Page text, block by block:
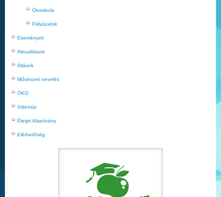
Ökoiskola
Pályázatok
Események
Aktualitások
Állások
Művészeti nevelés
ÖKO
Videótár
Életjel Alapítvány
Elérhetőség